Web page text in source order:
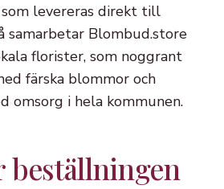
levereras direkt till
samarbetar Blombud.store
florister, som noggrant
färska blommor och
omsorg i hela kommunen.